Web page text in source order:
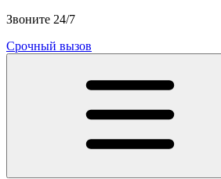
Звоните 24/7
Срочный вызов